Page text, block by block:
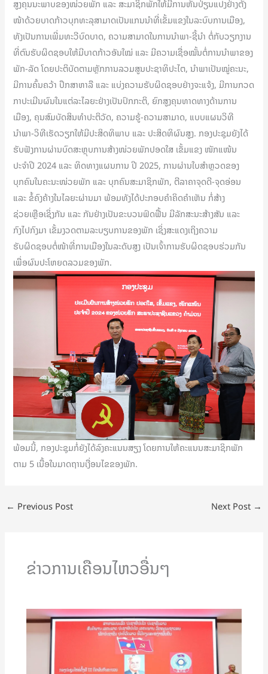
ສູງຄຸນນະພາບຂອງໜ່ວຍພັກ ແລະ ສະມາຊິກພັກໃຫ້ມີການຫັນປ່ຽນແປງຢ່າງຕັ້ງ
ໜ້າດ້ວຍບາດກ້າວບຸກທະລຸສາມາດເປັນແກນນໍາທີ່ເຂັ້ມແຂງໃນລະບົບການເມືອງ,
ທັງເປັນການເພີ່ມທະວີບົດບາດ, ຄວາມສາມາດໃນການນຳພາ-ຊີ້ນຳ ຕໍ່ກັບວຽກງານ
ທີ່ຕົນຮັບຜິດຊອບໃຫ້ມີບາດກ້າວອັນໃໝ່ ແລະ ມີຄວາມເຊື່ອໝັ້ນຕໍ່ການນຳພາຂອງ
ພັກ-ລັດ ໂດຍປະຕິບັດຕາມຫຼັກການລວມສູນປະຊາທິປະໄຕ, ນຳພາເປັນໝູ່ຄະນະ,
ມີການຄົ້ນຄວ້າ ປຶກສາຫາລື ແລະ ແບ່ງຄວາມຮັບຜິດຊອບຢ່າງຈະແຈ້ງ, ມີການກວດ
ກາປະເມີນຜົນໃນແຕ່ລະໄລຍະຢ່າງເປັນປົກກະຕິ, ຍົກສູງຄຸນທາດທາງດ້ານການ
ເມືອງ, ຄຸນສົມບັດສິນທຳປະຕິວັດ, ຄວາມຮູ້-ຄວາມສາມາດ, ແບບແຜນວິທີ
ນຳພາ-ວິທີເຮັດວຽກໃຫ້ມີປະສິດທິພາບ ແລະ ປະສິດທິຜົນສູງ. ກອງປະຊຸມຍັງໄດ້
ຮັບຟັງການຜ່ານບົດສະຫຼຸບການສ້າງໜ່ວຍພັກປອດໃສ ເຂັ້ມແຂງ ໜັກແໜ້ນ
ປະຈຳປີ 2024 ແລະ ທິດທາງແຜນການ ປີ 2025, ການຜ່ານໃບສຳຫຼວດຂອງ
ບຸກຄົນໃນຄະນະໜ່ວຍພັກ ແລະ ບຸກຄົນສະມາຊິກພັກ, ຕີລາຄາຈຸດດີ-ຈຸດອ່ອນ
ແລະ ຂໍ້ຄົງຄ້າງໃນໄລຍະຜ່ານມາ ພ້ອມທັງໄດ້ປະກອບຄຳຄິດຄຳເຫັນ ກໍ່ສ້າງ
ຊ່ວຍເຫຼືອເຊິ່ງກັນ ແລະ ກັນຢ່າງເປັນຂະບວນຟົດຟື້ນ ມີລັກສະນະສ້າງສັນ ແລະ
ກົງໄປກົງມາ ເຂັ້ມງວດຕາມລະບຽບການຂອງພັກ ເຊິ່ງສະແດງເຖິງຄວາມ
ຮັບຜິດຊອບຕໍ່ໜ້າທີ່ການເມືອງໃນລະດັບສູງ ເປັນເຈົ້າການຮັບຜິດຊອບຮ່ວມກັນ
ເພື່ອຜົນປະໂຫຍດລວມຂອງພັກ.
ພ້ອມນີ້, ກອງປະຊຸມກໍ່ຍັງໄດ້ລົງຄະແນນສຽງ ໂດຍການໃຫ້ຄະແນນສະມາຊິກພັກ
ຕາມ 5 ເນື້ອໃນມາດຖານເງື່ອນໄຂຂອງພັກ.
← Previous Post Next Post →
ຂ່າວການເຄືອນໄຫວອື່ນໆ